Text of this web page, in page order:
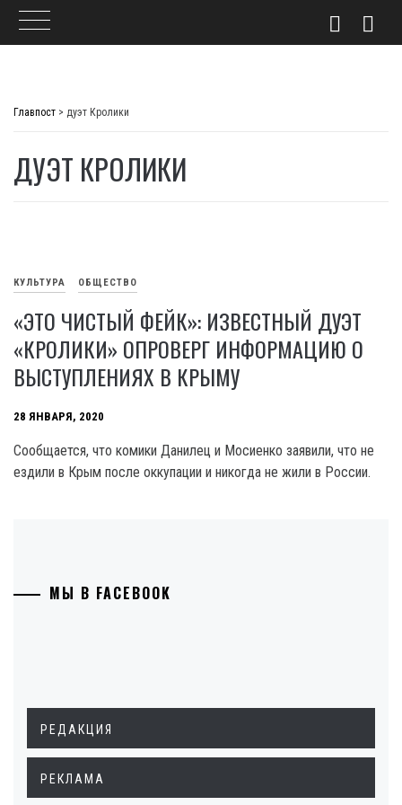
Главпост > дуэт Кролики
ДУЭТ КРОЛИКИ
КУЛЬТУРА ОБЩЕСТВО
«ЭТО ЧИСТЫЙ ФЕЙК»: ИЗВЕСТНЫЙ ДУЭТ
«КРОЛИКИ» ОПРОВЕРГ ИНФОРМАЦИЮ О
ВЫСТУПЛЕНИЯХ В КРЫМУ
28 ЯНВАРЯ, 2020
Сообщается, что комики Данилец и Мосиенко заявили, что не
ездили в Крым после оккупации и никогда не жили в России.
МЫ В FACEBOOK
РЕДАКЦИЯ
РЕКЛАМА